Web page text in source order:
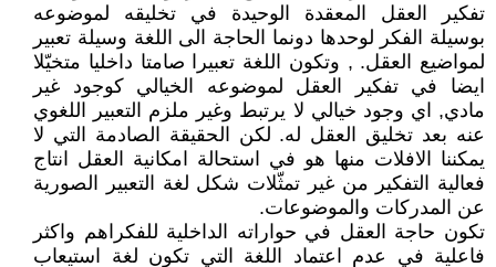
تفكير العقل المعقدة الوحيدة في تخليقه لموضوعه
بوسيلة الفكر لوحدها دونما الحاجة الى اللغة وسيلة تعبير
لمواضيع العقل. , وتكون اللغة تعبيرا صامتا داخليا متخيّلا
ايضا في تفكير العقل لموضوعه الخيالي كوجود غير
مادي, اي وجود خيالي لا يرتبط وغير ملزم التعبير اللغوي
عنه بعد تخليق العقل له. لكن الحقيقة الصادمة التي لا
يمكننا الافلات منها هو في استحالة امكانية العقل انتاج
فعالية التفكير من غير تمثّلات شكل لغة التعبير الصورية
عن المدركات والموضوعات.
تكون حاجة العقل في حواراته الداخلية للفكراهم واكثر
فاعلية في عدم اعتماد اللغة التي تكون لغة استيعاب